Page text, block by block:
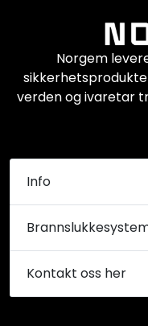
Norgem
verden og ivaretar
Info
Kontakt oss her